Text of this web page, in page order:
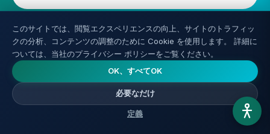
REVERSE AGING
このサイトでは、閲覧エクスペリエンスの向上、サイトのトラフィッ
クの分析、コンテンツの調整のために Cookie を使用します。 詳細に
ついては、当社のプライバシー ポリシーをご覧ください。
OK、すべてOK
必要なだけ
定義